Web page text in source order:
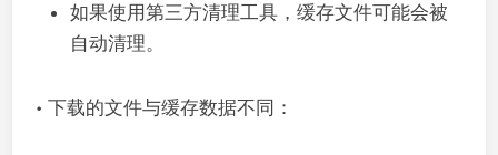
如果使用第三方清理工具，缓存文件可能会被
自动清理。
• 下载的文件与缓存数据不同：